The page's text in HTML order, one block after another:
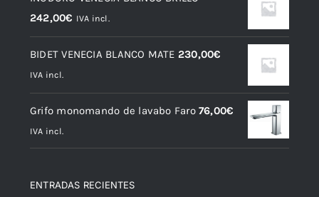
242,00€ IVA incl.
BIDET VENECIA BLANCO MATE 230,00€
IVA incl.
Grifo monomando de lavabo Faro 76,00€
IVA incl.
ENTRADAS RECIENTES